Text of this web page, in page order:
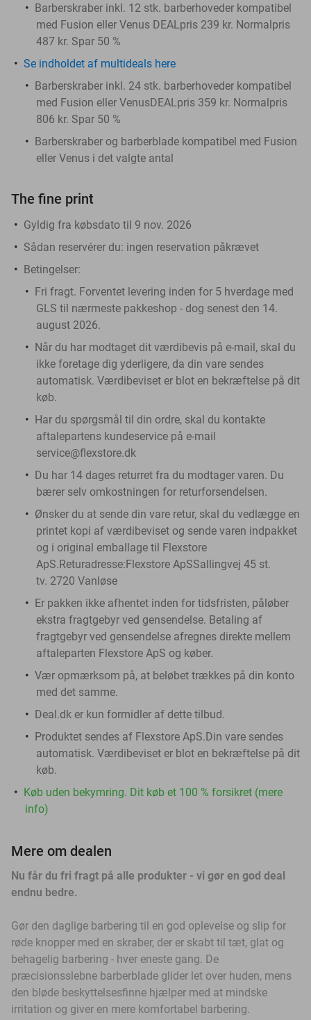
Barberskraber inkl. 12 stk. barberhoveder kompatibel
med Fusion eller Venus DEALpris 239 kr. Normalpris
487 kr. Spar 50 %
Se indholdet af multideals here
Barberskraber inkl. 24 stk. barberhoveder kompatibel
med Fusion eller VenusDEALpris 359 kr. Normalpris
806 kr. Spar 50 %
Barberskraber og barberblade kompatibel med Fusion
eller Venus i det valgte antal
The fine print
Gyldig fra købsdato til 9 nov. 2026
Sådan reservérer du: ingen reservation påkrævet
Betingelser:
Fri fragt. Forventet levering inden for 5 hverdage med
GLS til nærmeste pakkeshop - dog senest den 14.
august 2026.
Når du har modtaget dit værdibevis på e-mail, skal du
ikke foretage dig yderligere, da din vare sendes
automatisk. Værdibeviset er blot en bekræftelse på dit
køb.
Har du spørgsmål til din ordre, skal du kontakte
aftalepartens kundeservice på e-mail
service@flexstore.dk
Du har 14 dages returret fra du modtager varen. Du
bærer selv omkostningen for returforsendelsen.
Ønsker du at sende din vare retur, skal du vedlægge en
printet kopi af værdibeviset og sende varen indpakket
og i original emballage til Flexstore
ApS.Returadresse:Flexstore ApSSallingvej 45 st.
tv. 2720 Vanløse
Er pakken ikke afhentet inden for tidsfristen, påløber
ekstra fragtgebyr ved gensendelse. Betaling af
fragtgebyr ved gensendelse afregnes direkte mellem
aftaleparten Flexstore ApS og køber.
Vær opmærksom på, at beløbet trækkes på din konto
med det samme.
Deal.dk er kun formidler af dette tilbud.
Produktet sendes af Flexstore ApS.Din vare sendes
automatisk. Værdibeviset er blot en bekræftelse på dit
køb.
Køb uden bekymring. Dit køb et 100 % forsikret (mere
info)
Mere om dealen
Nu får du fri fragt på alle produkter - vi gør en god deal
endnu bedre.
Gør den daglige barbering til en god oplevelse og slip for
røde knopper med en skraber, der er skabt til tæt, glat og
behagelig barbering - hver eneste gang. De
præcisionsslebne barberblade glider let over huden, mens
den bløde beskyttelsesfinne hjælper med at mindske
irritation og giver en mere komfortabel barbering.